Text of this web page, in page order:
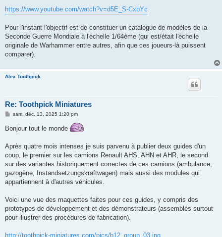
https://www.youtube.com/watch?v=d5E_S-CxbYc
Pour l'instant l'objectif est de constituer un catalogue de modèles de la
Seconde Guerre Mondiale à l'échelle 1/64ème (qui est/était l'échelle
originale de Warhammer entre autres, afin que ces joueurs-là puissent
comparer).
Alex Toothpick
Re: Toothpick Miniatures
M
s
e
sam. déc. 13, 2025 1:20 pm
Bonjour tout le monde
Après quatre mois intenses je suis parvenu à publier deux guides d'un
coup, le premier sur les camions Renault AHS, AHN et AHR, le second
sur des variantes historiquement correctes de ces camions (ambulance,
gazogène, Instandsetzungskraftwagen) mais aussi des modules qui
appartiennent à d'autres véhicules.
Voici une vue des maquettes faites pour ces guides, y compris des
prototypes de développement et des démonstrateurs (assemblés surtout
pour illustrer des procédures de fabrication).
http://toothpick-miniatures.com/pics/b12_group_03.jpg